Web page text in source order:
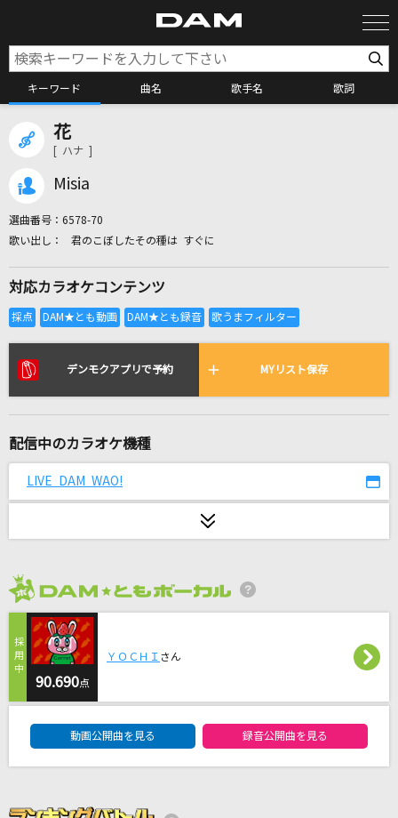
キーワード 曲名 歌手名 歌詞
全国りれき
リアルタイムで歌われている曲の一覧
君を知らない
[生音]チョット
マカロニえんぴつ
蹴っ飛ばした毛布
あぶく
ヨルシカ
クラクラ☆クライマックス
花
[ ハナ ]
Misia
選曲番号： 6578-70
君のこぼしたその種は すぐに
対応カラオケコンテンツ
デンモクアプリで予約 MYリスト保存
配信中のカラオケ機種
LIVE DAM WAO!
90.690点
ＹＯＣＨＩ さん
動画公開曲を見る 録音公開曲を見る